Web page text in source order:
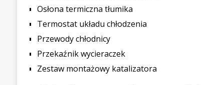
Osłona termiczna tłumika
Termostat układu chłodzenia
Przewody chłodnicy
Przekaźnik wycieraczek
Zestaw montażowy katalizatora